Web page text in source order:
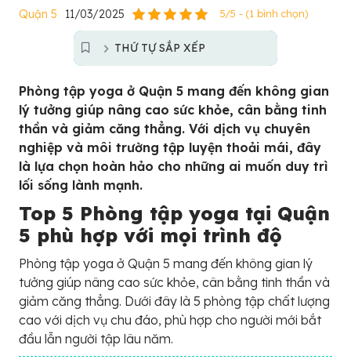
Quận 5 11/03/2025 5/5 - (1 bình chọn)
THỨ TỰ SẮP XẾP
Phòng tập yoga ở Quận 5 mang đến không gian
lý tưởng giúp nâng cao sức khỏe, cân bằng tinh
thần và giảm căng thẳng. Với dịch vụ chuyên
nghiệp và môi trường tập luyện thoải mái, đây
là lựa chọn hoàn hảo cho những ai muốn duy trì
lối sống lành mạnh.
Top 5 Phòng tập yoga tại Quận
5 phù hợp với mọi trình độ
Phòng tập yoga ở Quận 5 mang đến không gian lý
tưởng giúp nâng cao sức khỏe, cân bằng tinh thần và
giảm căng thẳng. Dưới đây là 5 phòng tập chất lượng
cao với dịch vụ chu đáo, phù hợp cho người mới bắt
đầu lẫn người tập lâu năm.